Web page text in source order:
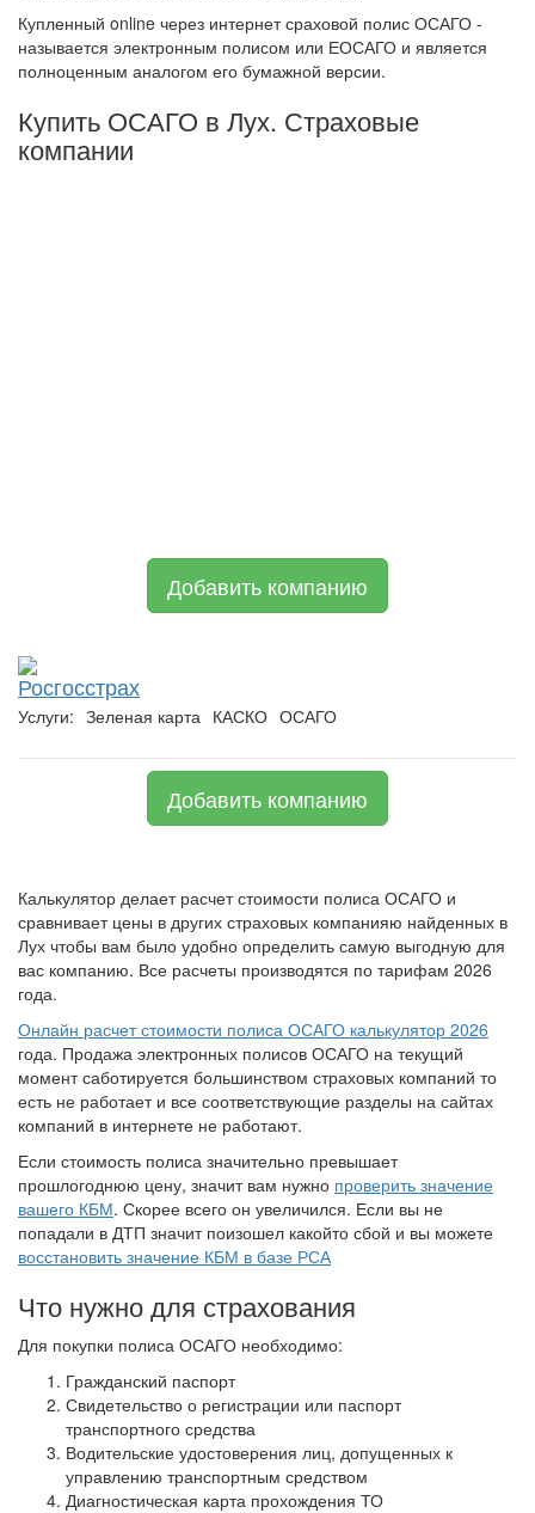
Купленный online через интернет сраховой полис ОСАГО -
называется электронным полисом или ЕОСАГО и является
полноценным аналогом его бумажной версии.
Купить ОСАГО в Лух. Страховые
компании
Добавить компанию
Росгосстрах
Услуги: Зеленая карта КАСКО ОСАГО
Добавить компанию
Калькулятор делает расчет стоимости полиса ОСАГО и
сравнивает цены в других страховых компанияю найденных в
Лух чтобы вам было удобно определить самую выгодную для
вас компанию. Все расчеты производятся по тарифам 2026
года.
Онлайн расчет стоимости полиса ОСАГО калькулятор 2026
года. Продажа электронных полисов ОСАГО на текущий
момент саботируется большинством страховых компаний то
есть не работает и все соответствующие разделы на сайтах
компаний в интернете не работают.
Если стоимость полиса значительно превышает
прошлогоднюю цену, значит вам нужно проверить значение
вашего КБМ. Скорее всего он увеличился. Если вы не
попадали в ДТП значит поизошел какойто сбой и вы можете
восстановить значение КБМ в базе РСА
Что нужно для страхования
Для покупки полиса ОСАГО необходимо:
Гражданский паспорт
Свидетельство о регистрации или паспорт
транспортного средства
Водительские удостоверения лиц, допущенных к
управлению транспортным средством
Диагностическая карта прохождения ТО